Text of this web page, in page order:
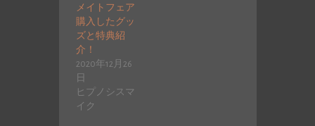
メイトフェア
購入したグッ
ズと特典紹
介！
2020年12月26
日
ヒプノシスマ
イク